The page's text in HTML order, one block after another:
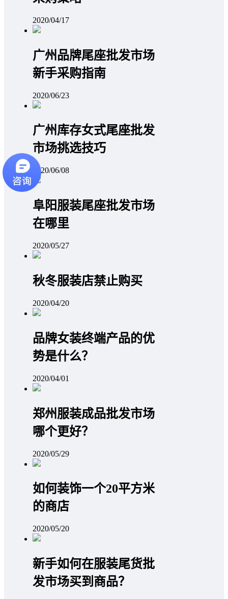
2020/04/17
广州品牌尾座批发市场
新手采购指南
2020/06/23
广州库存女式尾座批发
市场挑选技巧
2020/06/08
阜阳服装尾座批发市场
在哪里
2020/05/27
秋冬服装店禁止购买
2020/04/20
品牌女装终端产品的优
势是什么？
2020/04/01
郑州服装成品批发市场
哪个更好？
2020/05/29
如何装饰一个20平方米
的商店
2020/05/20
新手如何在服装尾货批
发市场买到商品？